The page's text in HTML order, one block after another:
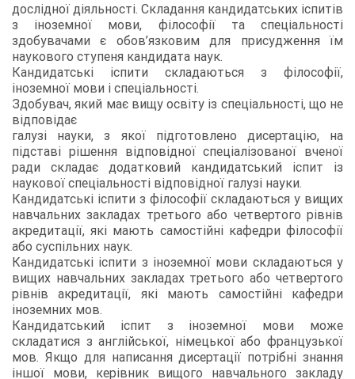
дослідної діяльності. Складання кандидатських іспитів
з іноземної мови, філософії та спеціальності
здобувачами є обов’язковим для присудження їм
наукового ступеня кандидата наук.
Кандидатські іспити складаються з філософії,
іноземної мови і спеціальності.
Здобувач, який має вищу освіту із спеціальності, що не
відповідає
галузі науки, з якої підготовлено дисертацію, на
підставі рішення відповідної спеціалізованої вченої
ради складає додатковий кандидатський іспит із
наукової спеціальності відповідної галузі науки.
Кандидатські іспити з філософії складаються у вищих
навчальних закладах третього або четвертого рівнів
акредитації, які мають самостійні кафедри філософії
або суспільних наук.
Кандидатські іспити з іноземної мови складаються у
вищих навчальних закладах третього або четвертого
рівнів акредитації, які мають самостійні кафедри
іноземних мов.
Кандидатський іспит з іноземної мови може
складатися з англійської, німецької або французької
мов. Якщо для написання дисертації потрібні знання
іншої мови, керівник вищого навчального закладу